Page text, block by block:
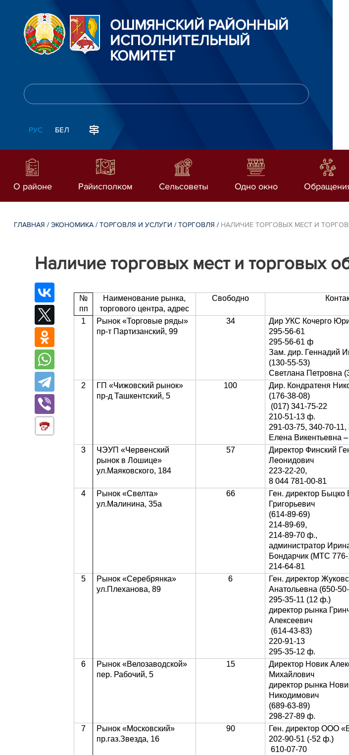
ОШМЯНСКИЙ РАЙОННЫЙ
ИСПОЛНИТЕЛЬНЫЙ
КОМИТЕТ
РУС БЕЛ
О районе Райисполком Сельсоветы Одно окно
ГЛАВНАЯ /ЭКОНОМИКА /ТОРГОВЛЯ И УСЛУГИ /ТОРГОВЛЯ / НАЛИЧИЕ ТОРГОВЫХ МЕСТ И
Наличие торговых мест и торговых
№
пп
Наименование рынка,
торгового центра, адрес
Свободно
1
Рынок «Торговые ряды»
пр-т Партизанский, 99
34
Дир УКС Кочерго
295-56-61
295-56-61 ф
Зам. дир. Геннадий
(130-55-53)
Светлана Петровна
2
ГП «Чижовский рынок»
пр-д Ташкентский, 5
100
Дир. Кондратеня
(176-38-08)
(017) 341-75-22
210-51-13 ф.
291-03-75, 340-70-11,
Елена Викентьевна
3
ЧЭУП «Червенский
рынок в Лошице»
ул.Маяковского, 184
57
Директор Финский
Леонидович
223-22-20,
8 044 781-00-81
4
Рынок «Свелта»
ул.Малинина, 35а
66
Ген. директор Быцко
Григорьевич
(614-89-69)
214-89-69,
214-89-70 ф.,
администратор
Бондарчик (МТС
214-64-81
5
Рынок «Серебрянка»
ул.Плеханова, 89
6
Ген. директор
Анатольевна (650-
295-35-11 (12 ф.)
директор рынка
Алексеевич
(614-43-83)
220-91-13
295-35-12 ф.
6
Рынок «Велозаводской»
пер. Рабочий, 5
15
Директор Новик
Михайлович
директор рынка
Никодимович
(689-63-89)
298-27-89 ф.
7
Рынок «Московский»
пр.газ.Звезда, 16
90
Ген. директор ООО
202-90-51 (-52 ф.)
610-07-70